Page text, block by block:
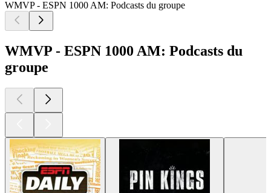
WMVP - ESPN 1000 AM: Podcasts du groupe
WMVP - ESPN 1000 AM: Podcasts du
groupe